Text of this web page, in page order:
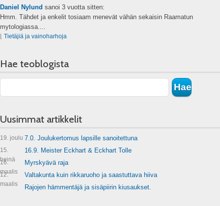
Daniel Nylund sanoi 3 vuotta sitten:
Hmm. Tähdet ja enkelit tosiaam menevät vähän sekaisin Raamatun
mytologiassa....
⌊ Tietäjiä ja vainoharhoja
Hae teoblogista
Uusimmat artikkelit
19. joulu 7.0. Joulukertomus lapsille sanoitettuna
15.
heinä
16.9. Meister Eckhart & Eckhart Tolle
16.
maalis
Myrskyävä raja
12.
maalis
Valtakunta kuin rikkaruoho ja saastuttava hiiva
Rajojen hämmentäjä ja sisäpiirin kiusaukset.